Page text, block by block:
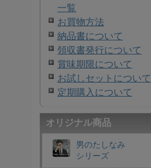
一覧
お買物方法
納品書について
領収書発行について
賞味期限について
お試しセットについて
定期購入について
オリジナル商品
男のたしなみ
シリーズ